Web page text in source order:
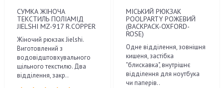
СУМКА ЖІНОЧА
ТЕКСТИЛЬ ПОЛІАМІД
JIELSHI MZ-917 R.COPPER
Жіночий рюкзак Jielshi.
Виготовлений з
водовідштовхувального
щільного текстилю. Два
відділення, закр..
МІСЬКИЙ РЮКЗАК
POOLPARTY РОЖЕВИЙ
(BACKPACK-OXFORD-
ROSE)
Одне відділення, зовнішня
кишеня, застібка
"блискавка", внутрішнє
відділення для ноутбука
чи паперів..